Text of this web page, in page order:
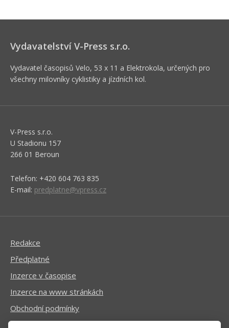
Vydavatelství V-Press s.r.o.
Vydavatel časopisů Velo, 53 x 11 a Elektrokola, určených pro
všechny milovníky cyklistiky a jízdních kol.
V-Press s.r.o.
U Stadionu 157
266 01 Beroun
Telefon: +420 604 763 835
E-mail: predplatne@vpress.cz
Redakce
Předplatné
Inzerce v časopise
Inzerce na www stránkách
Obchodní podmínky
Ochrana osobních údajů